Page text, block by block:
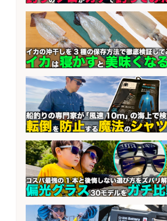
魚の「バイヤー」貴方の目利きでヒ
ットを生む、裁量バイヤー募集
会社名 株式会社コムライン
sponsored by 求人ボックス
和食, 日本料理・懐石料理/店長・店
長候補/旬と手作りにこだわる!さか
なの価値を上げ、地域を元気に!店長
候補募集
会社名 博多 華吉 博多 華吉
sponsored by 求人ボックス
営業事務/「大津市」釣り具メーカ
ーの物流事務・営業アシスタント/
小野駅から徒歩6分/「時給1,300
円」/大型連休あり×残業なし×土日
祝休み/滋賀県